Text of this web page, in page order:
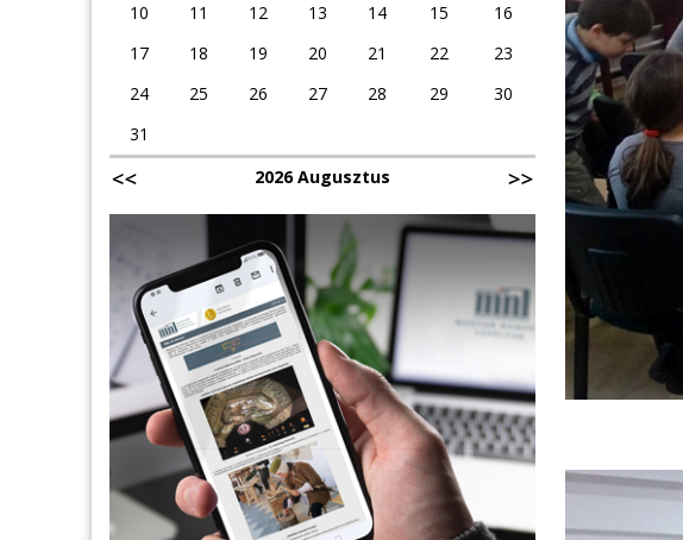
10
11 12 13 14 15
16
17
18 19 20 21 22
23
24
25 26 27 28 29
30
31
2026 Augusztus